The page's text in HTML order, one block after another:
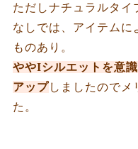
ただしナチュラルタイ
なしでは、アイテムに
ものあり。
ややIシルエットを意
アップしましたのでメ
た。